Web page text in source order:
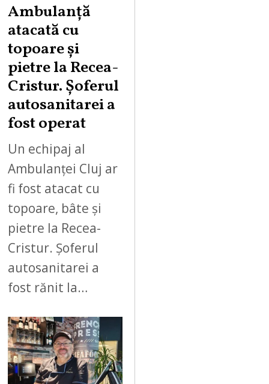
Ambulanță
atacată cu
topoare și
pietre la Recea-
Cristur. Șoferul
autosanitarei a
fost operat
Un echipaj al
Ambulanței Cluj ar
fi fost atacat cu
topoare, bâte și
pietre la Recea-
Cristur. Șoferul
autosanitarei a
fost rănit la…